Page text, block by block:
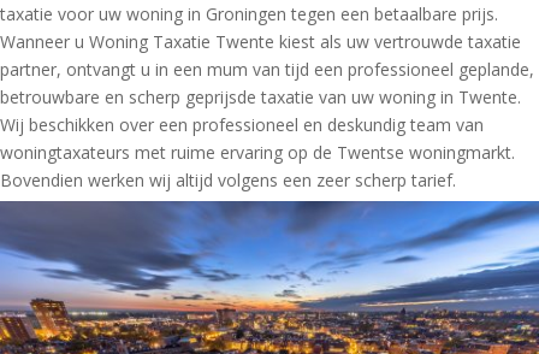
taxatie voor uw woning in Groningen tegen een betaalbare prijs.
Wanneer u Woning Taxatie Twente kiest als uw vertrouwde taxatie
partner, ontvangt u in een mum van tijd een professioneel geplande,
betrouwbare en scherp geprijsde taxatie van uw woning in Twente.
Wij beschikken over een professioneel en deskundig team van
woningtaxateurs met ruime ervaring op de Twentse woningmarkt.
Bovendien werken wij altijd volgens een zeer scherp tarief.